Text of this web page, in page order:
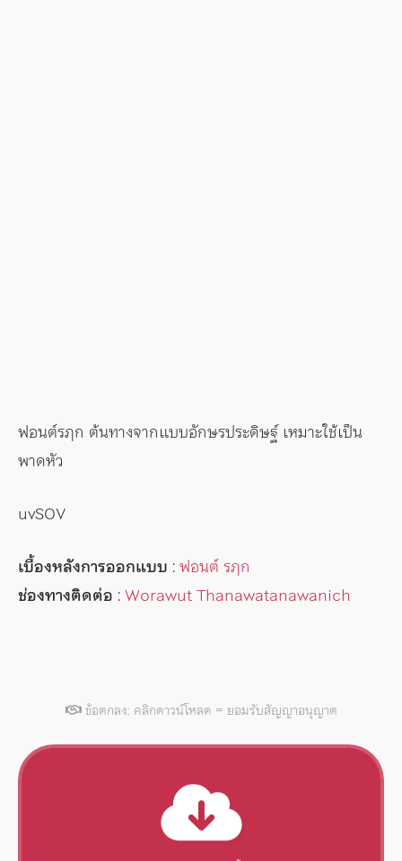
ฟอนต์รฦก ต้นทางจากแบบอักษรประดิษฐ์ เหมาะใช้เป็น
พาดหัว
uvSOV
เบื้องหลังการออกแบบ :ฟอนต์ รฦก
ช่องทางติดต่อ :Worawut Thanawatanawanich
ข้อตกลง: คลิกดาวน์โหลด = ยอมรับสัญญาอนุญาต